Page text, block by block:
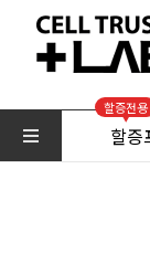
할증전용
할증